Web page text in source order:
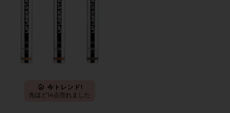
今トレンド!
先ほど14点売れました